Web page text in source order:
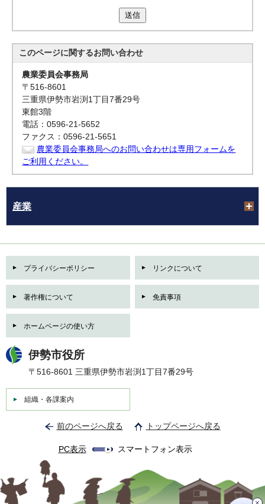
送信
このページに関するお問い合わせ
農業委員会事務局
〒516-8601
三重県伊勢市岩渕1丁目7番29号
東館3階
電話：0596-21-5652
ファクス：0596-21-5651
農業委員会事務局へのお問い合わせは専用フォームを
ご利用ください。
産業
プライバシーポリシー リンクについて
著作権について 免責事項
ホームページの使い方
伊勢市役所
〒516-8601 三重県伊勢市岩渕1丁目7番29号
組織・各課案内
前のページへ戻る トップページへ戻る
PC表示 スマートフォン表示